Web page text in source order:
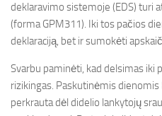
deklaravimo sistemoje (EDS) turi
(forma GPM311). Iki tos pačios
deklaraciją, bet ir sumokėti
Svarbu paminėti, kad delsimas iki
rizikingas. Paskutinėmis
perkrauta dėl didelio lankytojų